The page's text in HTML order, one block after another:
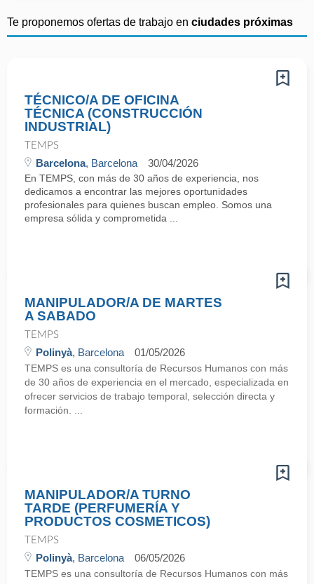
Te proponemos ofertas de trabajo en ciudades próximas
TÉCNICO/A DE OFICINA
TÉCNICA (CONSTRUCCIÓN
INDUSTRIAL)
TEMPS
Barcelona, Barcelona 30/04/2026
En TEMPS, con más de 30 años de experiencia, nos
dedicamos a encontrar las mejores oportunidades
profesionales para quienes buscan empleo. Somos una
empresa sólida y comprometida ...
MANIPULADOR/A DE MARTES
A SABADO
TEMPS
Polinyà, Barcelona 01/05/2026
TEMPS es una consultoría de Recursos Humanos con más
de 30 años de experiencia en el mercado, especializada en
ofrecer servicios de trabajo temporal, selección directa y
formación. ...
MANIPULADOR/A TURNO
TARDE (PERFUMERÍA Y
PRODUCTOS COSMETICOS)
TEMPS
Polinyà, Barcelona 06/05/2026
TEMPS es una consultoría de Recursos Humanos con más